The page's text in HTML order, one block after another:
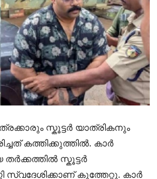
സ്കൂട്ടർ യാത്രികനും
കത്തിക്കുത്തിൽ. കാർ
സ്കൂട്ടർ
സ്വദേശിക്കാണ് കുത്തേറ്റു. കാർ